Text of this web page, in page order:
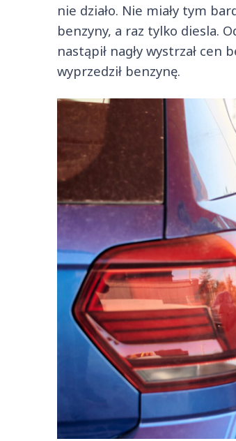
nie działo. Nie miały tym
benzyny, a raz tylko diesla.
nastąpił nagły wystrzał
wyprzedził benzynę.